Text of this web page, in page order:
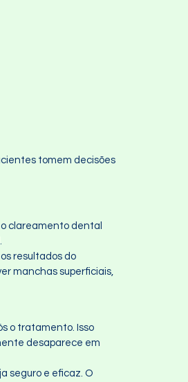
tomem decisões
clareamento dental
resultados do
manchas superficiais,
o tratamento. Isso
desaparece em
seguro e eficaz. O